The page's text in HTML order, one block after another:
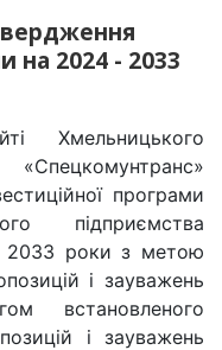
на 2024 - 2033
Хмельницького
«Спецкомунтранс»
програми
підприємства
2033 роки з метою
і зауважень
встановленого
і зауважень